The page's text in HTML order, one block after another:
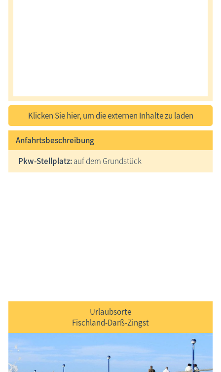
Klicken Sie hier, um die externen Inhalte zu laden
Anfahrtsbeschreibung
Pkw-Stellplatz:auf dem Grundstück
Urlaubsorte
Fischland-Darß-Zingst